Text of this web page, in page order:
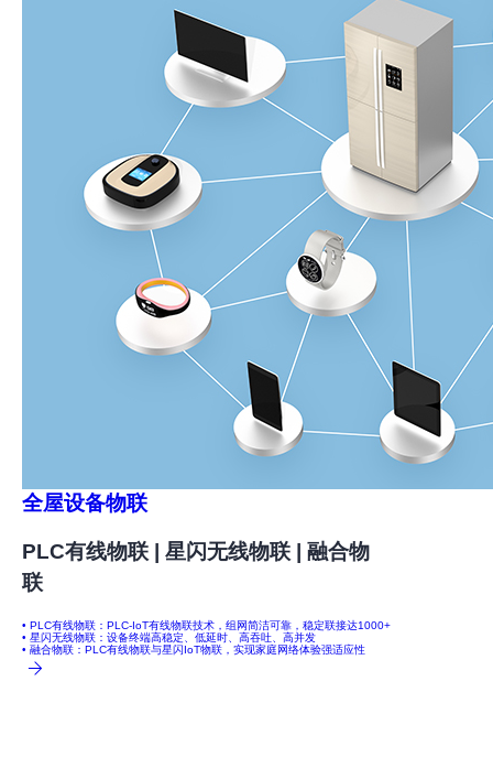
全屋设备物联
PLC有线物联 | 星闪无线物联 | 融合物
联
• PLC有线物联：PLC-IoT有线物联技术，组网简洁可靠，稳定联接达1000+
• 星闪无线物联：设备终端高稳定、低延时、高吞吐、高并发
• 融合物联：PLC有线物联与星闪IoT物联，实现家庭网络体验强适应性